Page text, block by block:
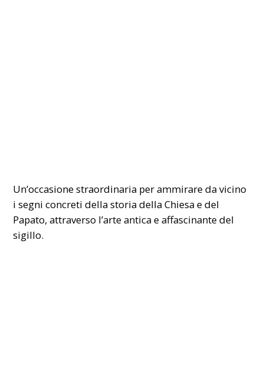
Un’occasione straordinaria per ammirare da vicino
i segni concreti della storia della Chiesa e del
Papato, attraverso l’arte antica e affascinante del
sigillo.